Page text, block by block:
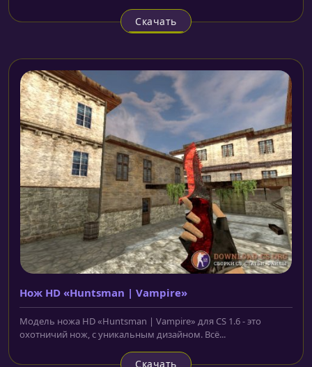
Скачать
Нож HD «Huntsman | Vampire»
Модель ножа HD «Huntsman | Vampire» для CS 1.6 - это
охотничий нож, с уникальным дизайном. Всё...
Скачать